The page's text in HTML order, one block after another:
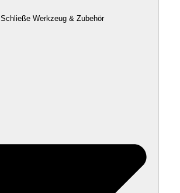
Schließe Werkzeug & Zubehör